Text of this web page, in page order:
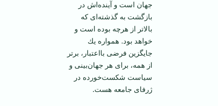
جهان است و آينده‌اش در
‏بازگشت به گذشته‌ای که
بالاتر از هرچه بوده است و
خواهد بود. همواره يك
جايگزين فرضی با‌اعتبار، ‏برتر
از همه، برای هر جهان‌بينی و
سياست شكست‌خورده در
ژرفای جامعه هست.‏